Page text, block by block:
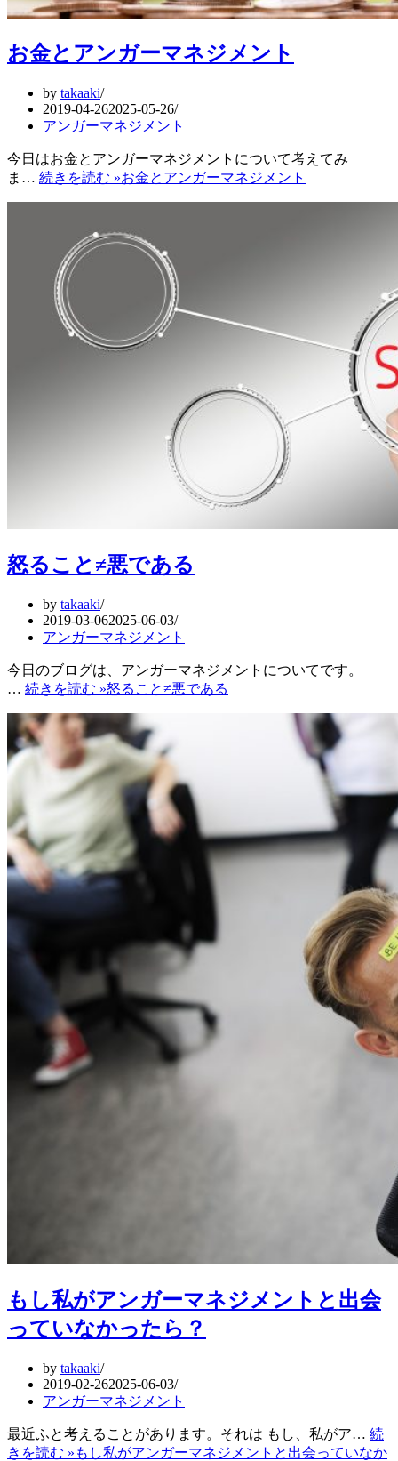
お金とアンガーマネジメント
by takaaki
2019-04-262025-05-26
アンガーマネジメント
今日はお金とアンガーマネジメントについて考えてみ
ま… 続きを読む »お金とアンガーマネジメント
怒ること≠悪である
by takaaki
2019-03-062025-06-03
アンガーマネジメント
今日のブログは、アンガーマネジメントについてです。
… 続きを読む »怒ること≠悪である
もし私がアンガーマネジメントと出会
っていなかったら？
by takaaki
2019-02-262025-06-03
アンガーマネジメント
最近ふと考えることがあります。それは もし、私がア… 続
きを読む » もし私がアンガーマネジメントと出会っていなか